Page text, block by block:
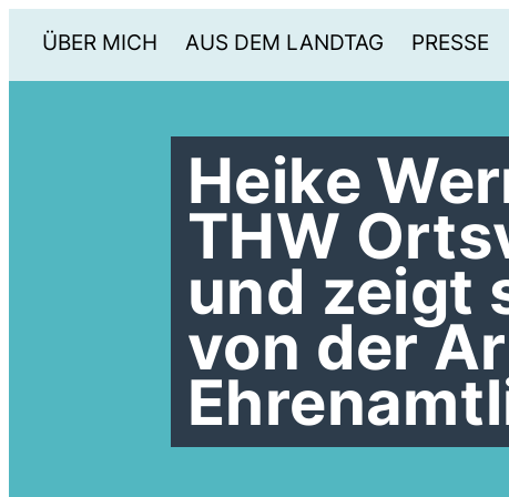
ÜBER MICH AUS DEM LANDTAG PRESSE
Heike
THW
und zeigt
von der